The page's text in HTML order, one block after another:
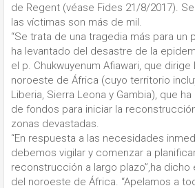
de Regent (véase Fides 21/8/2017).
las víctimas son más de mil.
“Se trata de una tragedia más para un
ha levantado del desastre de la
el p. Chukwuyenum Afiawari, que
noroeste de África (cuyo territorio
Liberia, Sierra Leona y Gambia), que
de fondos para iniciar la
zonas devastadas.
“En respuesta a las necesidades
debemos vigilar y comenzar a
reconstrucción a largo plazo”,ha dicho
del noroeste de África. “Apelamos a